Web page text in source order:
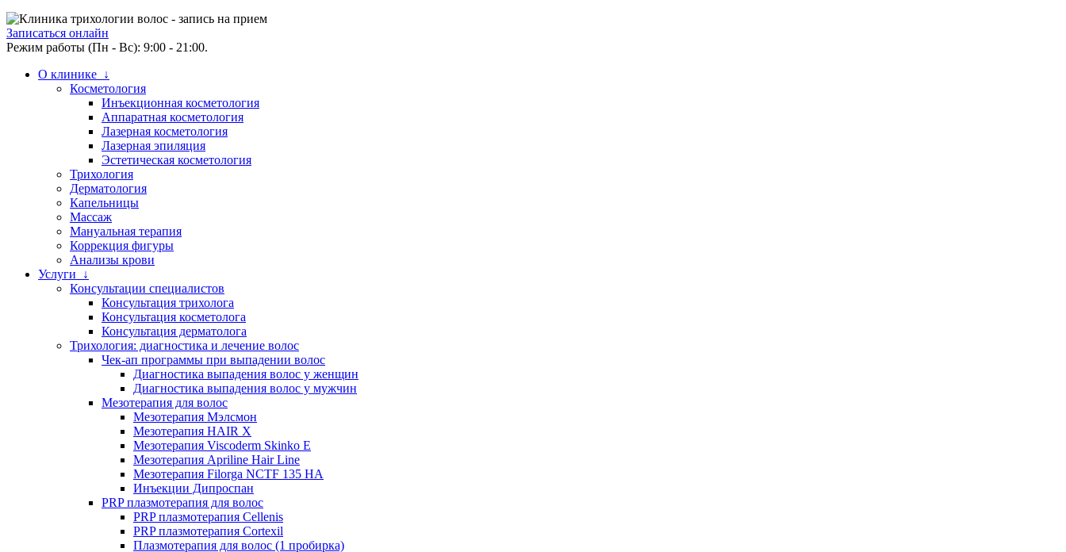
Записаться онлайн
Режим работы (Пн - Вс): 9:00 - 21:00.
О клинике ↓
Косметология
Инъекционная косметология
Аппаратная косметология
Лазерная косметология
Лазерная эпиляция
Эстетическая косметология
Трихология
Дерматология
Капельницы
Массаж
Мануальная терапия
Коррекция фигуры
Анализы крови
Услуги ↓
Консультации специалистов
Консультация трихолога
Консультация косметолога
Консультация дерматолога
Трихология: диагностика и лечение волос
Чек-ап программы при выпадении волос
Диагностика выпадения волос у женщин
Диагностика выпадения волос у мужчин
Мезотерапия для волос
Мезотерапия Мэлсмон
Мезотерапия HAIR X
Мезотерапия Viscoderm Skinko E
Мезотерапия Apriline Hair Line
Мезотерапия Filorga NCTF 135 HA
Инъекции Дипроспан
PRP плазмотерапия для волос
PRP плазмотерапия Cellenis
PRP плазмотерапия Cortexil
Плазмотерапия для волос (1 пробирка)